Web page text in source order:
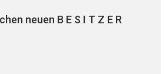
neuen B E S I T Z E R